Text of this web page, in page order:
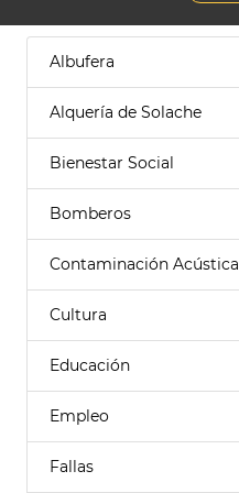
Albufera
Alquería de Solache
Bienestar Social
Bomberos
Contaminación Acústica
Cultura
Educación
Empleo
Fallas